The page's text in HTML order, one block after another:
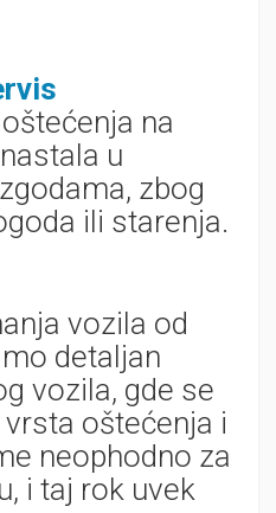
na
u
zbog
ili starenja.
vozila od
detaljan
vozila, gde se
oštećenja i
neophodno za
i taj rok uvek